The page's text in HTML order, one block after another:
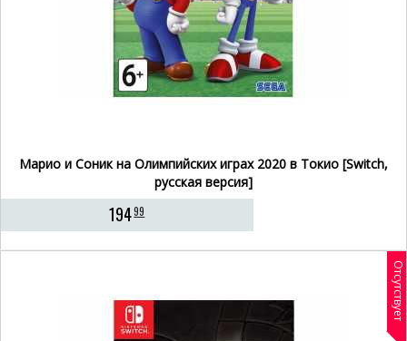
Марио и Соник на Олимпийских играх 2020 в Токио [Switch,
русская версия]
19499
Отсутствует